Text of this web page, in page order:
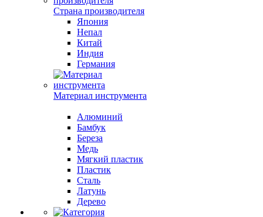
Страна производителя
Япония
Непал
Китай
Индия
Германия
Материал инструмента
Алюминий
Бамбук
Береза
Медь
Мягкий пластик
Пластик
Сталь
Латунь
Дерево